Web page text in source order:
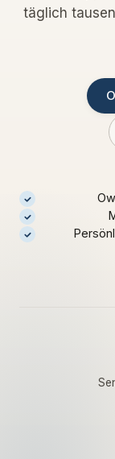
täglich